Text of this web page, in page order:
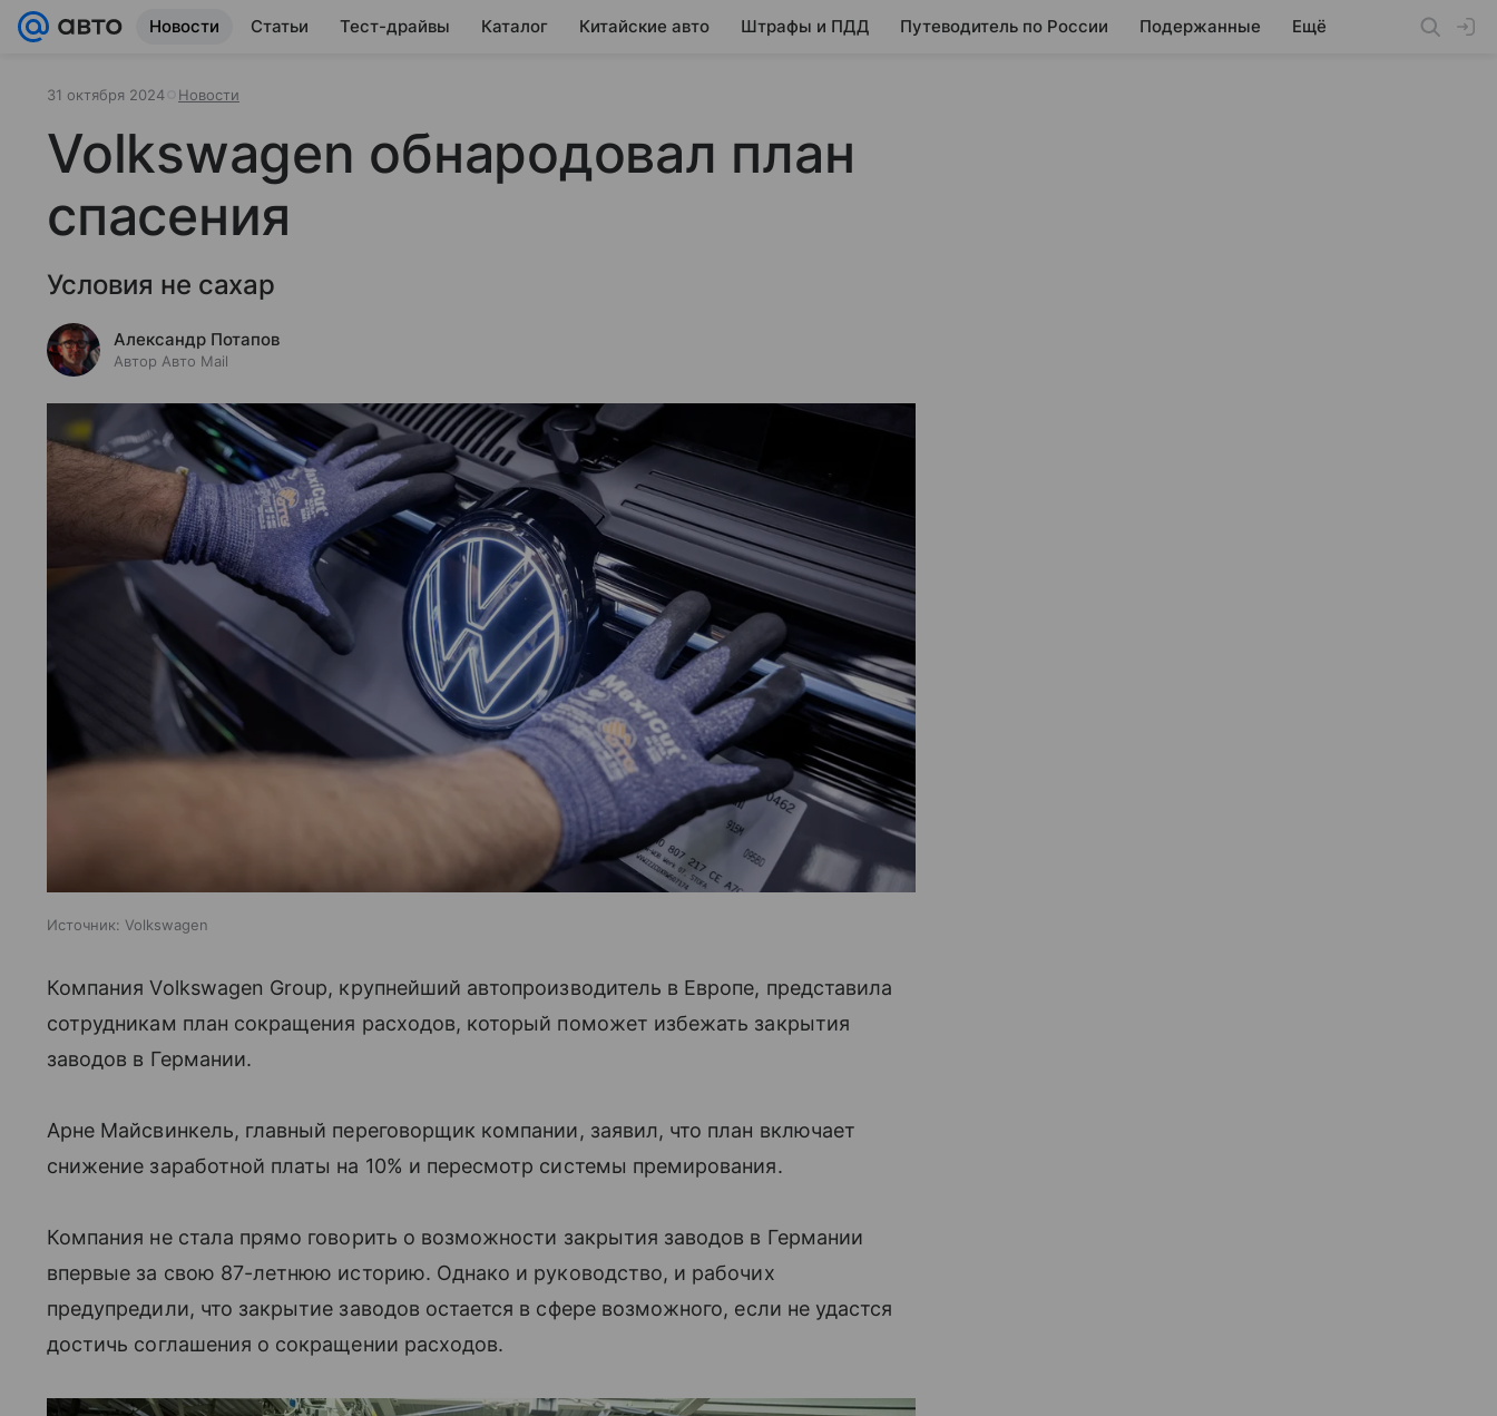
Новости Статьи Тест-драйвы Каталог Китайские авто Штрафы и ПДД Путеводитель по России Подержанные Ещё
31 октября 2024 Новости
Volkswagen обнародовал план
спасения
Условия не сахар
Александр Потапов
Автор Авто Mail
Источник: Volkswagen
Компания Volkswagen Group, крупнейший автопроизводитель в Европе, представила
сотрудникам план сокращения расходов, который поможет избежать закрытия
заводов в Германии.
Арне Майсвинкель, главный переговорщик компании, заявил, что план включает
снижение заработной платы на 10% и пересмотр системы премирования.
Компания не стала прямо говорить о возможности закрытия заводов в Германии
впервые за свою 87-летнюю историю. Однако и руководство, и рабочих
предупредили, что закрытие заводов остается в сфере возможного, если не удастся
достичь соглашения о сокращении расходов.